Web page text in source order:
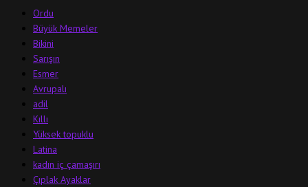
Ordu
Büyük Memeler
Bikini
Sarışın
Esmer
Avrupalı
adil
Kıllı
Yüksek topuklu
Latina
kadın iç çamaşırı
Çıplak Ayaklar